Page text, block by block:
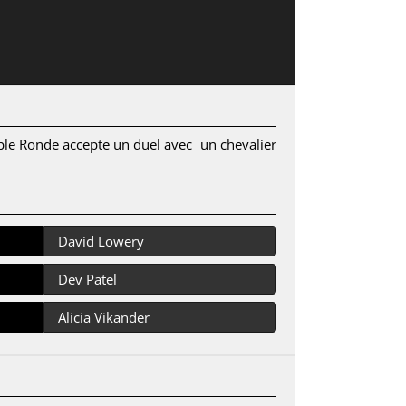
Ronde accepte un duel avec un chevalier
David Lowery
Dev Patel
Alicia Vikander